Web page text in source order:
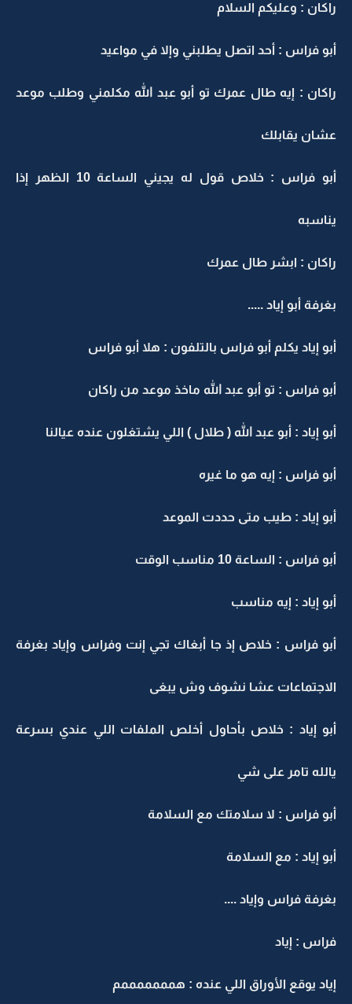
راكان : وعليكم السلام
أبو فراس : أحد اتصل يطلبني وإلا في مواعيد
راكان : إيه طال عمرك تو أبو عبد الله مكلمني وطلب موعد
عشان يقابلك
أبو فراس : خلاص قول له يجيني الساعة 10 الظهر إذا
يناسبه
راكان : ابشر طال عمرك
بغرفة أبو إياد .....
أبو إياد يكلم أبو فراس بالتلفون : هلا أبو فراس
أبو فراس : تو أبو عبد الله ماخذ موعد من راكان
أبو إياد : أبو عبد الله ( طلال ) اللي يشتغلون عنده عيالنا
أبو فراس : إيه هو ما غيره
أبو إياد : طيب متى حددت الموعد
أبو فراس : الساعة 10 مناسب الوقت
أبو إياد : إيه مناسب
أبو فراس : خلاص إذ جا أبغاك تجي إنت وفراس وإياد بغرفة
الاجتماعات عشا نشوف وش يبغى
أبو إياد : خلاص بأحاول أخلص الملفات اللي عندي بسرعة
يالله تامر على شي
أبو فراس : لا سلامتك مع السلامة
أبو إياد : مع السلامة
بغرفة فراس وإياد ....
فراس : إياد
إياد يوقع الأوراق اللي عنده : همممممممم